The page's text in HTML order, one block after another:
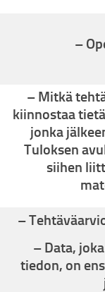
–
– Mitkä
kiinnostaa
jonka
Tuloksen
siihen
–
– Data,
tiedon, on